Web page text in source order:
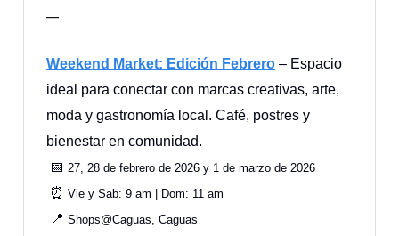
—
Weekend Market: Edición Febrero – Espacio
ideal para conectar con marcas creativas, arte,
moda y gastronomía local. Café, postres y
bienestar en comunidad.
📅 27, 28 de febrero de 2026 y 1 de marzo de 2026
⏰ Vie y Sab: 9 am | Dom: 11 am
📍 Shops@Caguas, Caguas